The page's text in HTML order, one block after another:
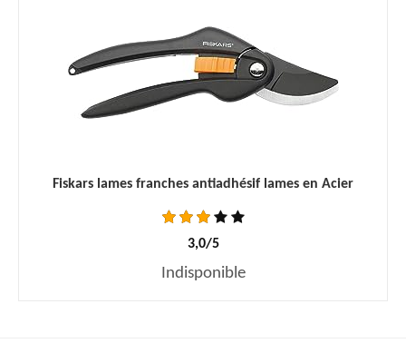
Fiskars lames franches antiadhésif lames en Acier
3,0/5
Indisponible